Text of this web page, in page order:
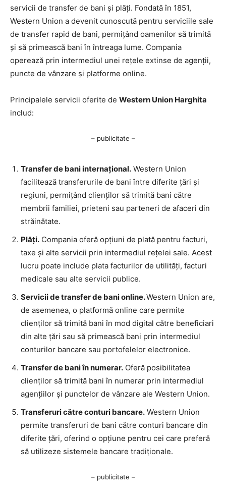
servicii de transfer de bani și plăți. Fondată în 1851,
Western Union a devenit cunoscută pentru serviciile sale
de transfer rapid de bani, permițând oamenilor să trimită
și să primească bani în întreaga lume. Compania
operează prin intermediul unei rețele extinse de agenții,
puncte de vânzare și platforme online.
Principalele servicii oferite de Western Union Harghita
includ:
– publicitate –
Transfer de bani internațional. Western Union
facilitează transferurile de bani între diferite țări și
regiuni, permițând clienților să trimită bani către
membrii familiei, prieteni sau parteneri de afaceri din
străinătate.
Plăți. Compania oferă opțiuni de plată pentru facturi,
taxe și alte servicii prin intermediul rețelei sale. Acest
lucru poate include plata facturilor de utilități, facturi
medicale sau alte servicii publice.
Servicii de transfer de bani online.Western Union are,
de asemenea, o platformă online care permite
clienților să trimită bani în mod digital către beneficiari
din alte țări sau să primească bani prin intermediul
conturilor bancare sau portofelelor electronice.
Transfer de bani în numerar. Oferă posibilitatea
clienților să trimită bani în numerar prin intermediul
agențiilor și punctelor de vânzare ale Western Union.
Transferuri către conturi bancare. Western Union
permite transferuri de bani către conturi bancare din
diferite țări, oferind o opțiune pentru cei care preferă
să utilizeze sistemele bancare tradiționale.
– publicitate –